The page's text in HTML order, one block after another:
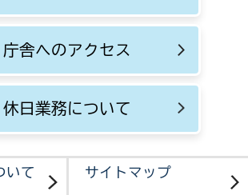
庁舎へのアクセス
休日業務について
いて サイトマップ